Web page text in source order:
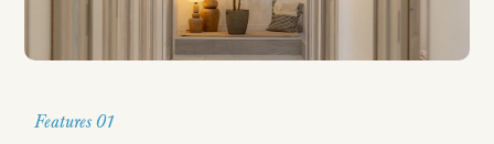
Features 01